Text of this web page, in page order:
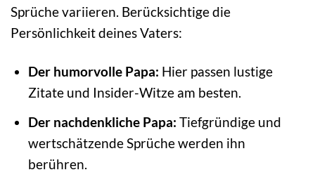
Sprüche variieren. Berücksichtige die
Persönlichkeit deines Vaters:
Der humorvolle Papa: Hier passen lustige
Zitate und Insider-Witze am besten.
Der nachdenkliche Papa: Tiefgründige und
wertschätzende Sprüche werden ihn
berühren.